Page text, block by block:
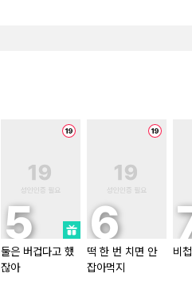
둘은 버겁다고 했
잖아
떡 한 번 치면 안
잡아먹지
비첩